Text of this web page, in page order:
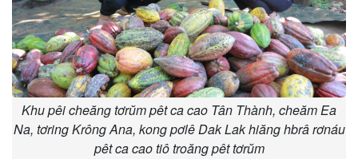
Khu pêi cheăng tơrŭm pêt ca cao Tân Thành, cheăm Ea
Na, tơring Krông Ana, kong pơlê Dak Lak hiăng hbrâ rơnáu
pêt ca cao tiô troăng pêt tơrŭm